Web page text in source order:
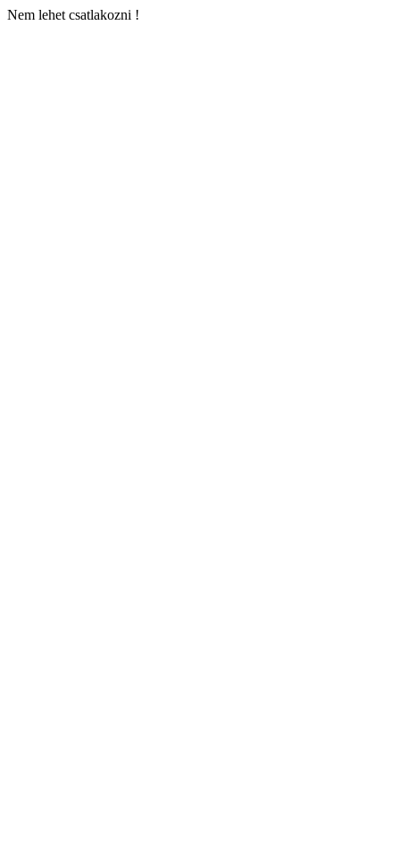
Nem lehet csatlakozni !